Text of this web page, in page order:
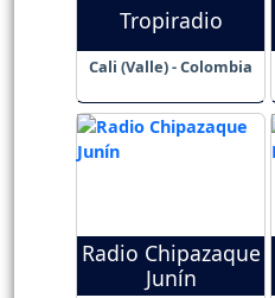
Tropiradio
Cali (Valle) - Colombia
Radio Chipazaque
Junín